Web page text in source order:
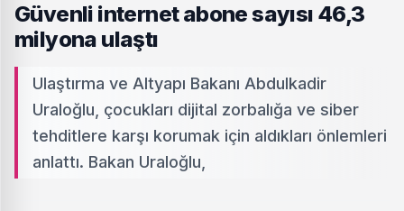
Güvenli internet abone sayısı 46,3
milyona ulaştı
Ulaştırma ve Altyapı Bakanı Abdulkadir
Uraloğlu, çocukları dijital zorbalığa ve siber
tehditlere karşı korumak için aldıkları önlemleri
anlattı. Bakan Uraloğlu,